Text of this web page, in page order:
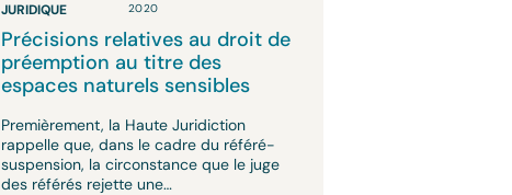
JURIDIQUE
2020
Précisions relatives au droit de
préemption au titre des
espaces naturels sensibles
Premièrement, la Haute Juridiction
rappelle que, dans le cadre du référé-
suspension, la circonstance que le juge
des référés rejette une…